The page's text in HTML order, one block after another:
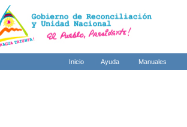
Inicio Ayuda Manuales